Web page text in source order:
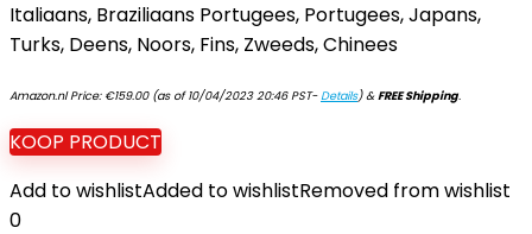
Italiaans, Braziliaans Portugees, Portugees, Japans,
Turks, Deens, Noors, Fins, Zweeds, Chinees
Amazon.nl Price: €159.00(as of 10/04/2023 20:46 PST-Details)&FREE Shipping.
KOOP PRODUCT
Add to wishlistAdded to wishlistRemoved from wishlist
0